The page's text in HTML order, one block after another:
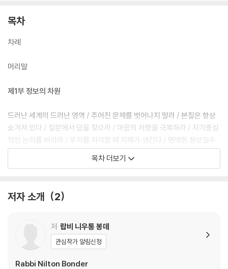
목차
차례
머리말
제1부 정보의 차원
드러난 세계의 드러난 영역 / 주어진 문제를 벗어나지 말라 / 본질은 항상
숨겨져 있다 / 질문에서 답을 찾으라 / 마음의 저항을 극복하라 / 자기중심
적인 논리를 버리라 / 무지를 자각할 때 지혜가 생긴다 / 명백한 정보일수
록 위험하다
드러난 세계의 숨겨진 영역 / 상황을 재구성하라 / 할 수 없는가? 아니면
픈 참견은 풍자로 되돌려주라 / 미래는 현재 안에 있다
제3부 직관의 차원
목차 더보기
저자 소개 2
저 랍비 니우통 봉데
관심작가 알림신청
Rabbi Nilton Bonder